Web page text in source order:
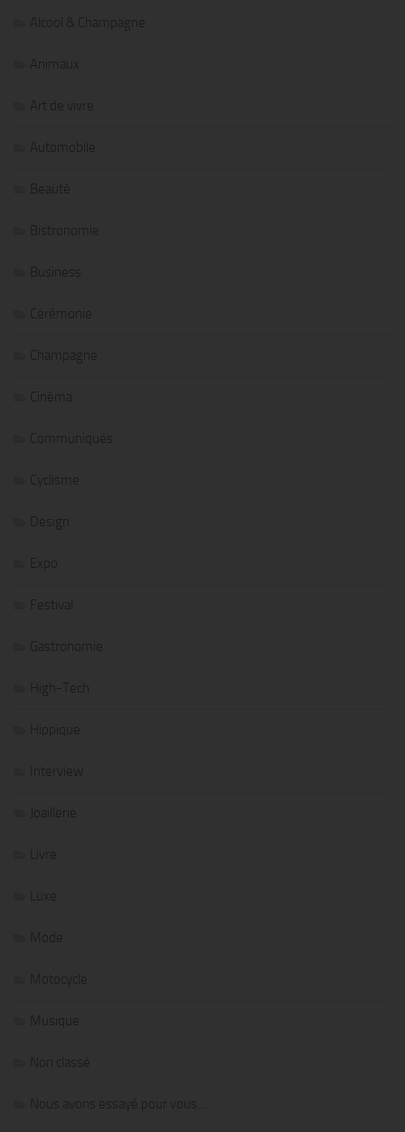
Alcool & Champagne
Animaux
Art de vivre
Automobile
Beauté
Bistronomie
Business
Cérémonie
Champagne
Cinéma
Communiqués
Cyclisme
Design
Expo
Festival
Gastronomie
High-Tech
Hippique
Interview
Joaillerie
Livre
Luxe
Mode
Motocycle
Musique
Non classé
Nous avons essayé pour vous…